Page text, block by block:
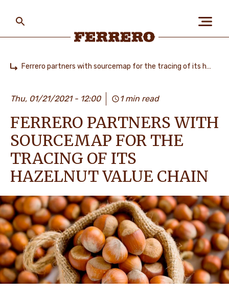
АДАМДАР ЖӘНЕ
ҒАЛАМШАР
БІЗДІҢ БРЕНДТЕР
МАНСАП
ЖАҢАЛЫҚТАР ЖӘНЕ
ОҚИҒАЛАР
main
content
Ferrero partners with sourcemap for the tracing of its hazelnut value chain
Thu, 01/21/2021 - 12:00 1 min read
FERRERO PARTNERS WITH
SOURCEMAP FOR THE
TRACING OF ITS
HAZELNUT VALUE CHAIN